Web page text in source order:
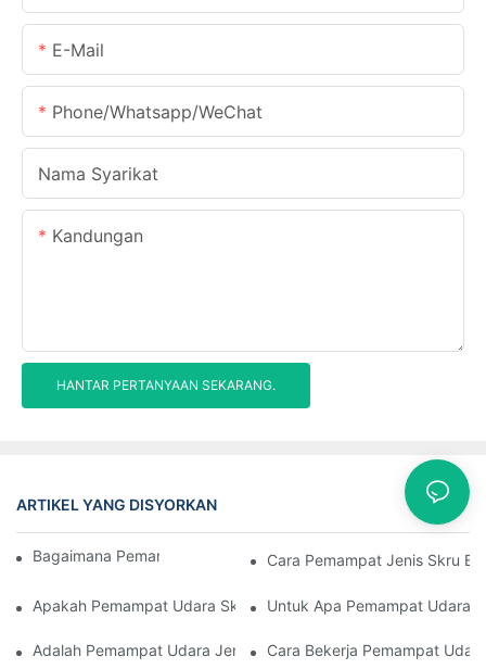
E-Mail
Phone/Whatsapp/WeChat
Nama Syarikat
Kandungan
HANTAR PERTANYAAN SEKARANG.
ARTIKEL YANG DISYORKAN Kes
Bagaimana Pemampat Skru BerfungsiCara Pemampat Jenis Skru
Apakah Pemampat Udara Skru RotaryUntuk Apa Pemampat Udara
Adalah Pemampat Udara Jenis Skru SenyapCara Bekerja Pemampat